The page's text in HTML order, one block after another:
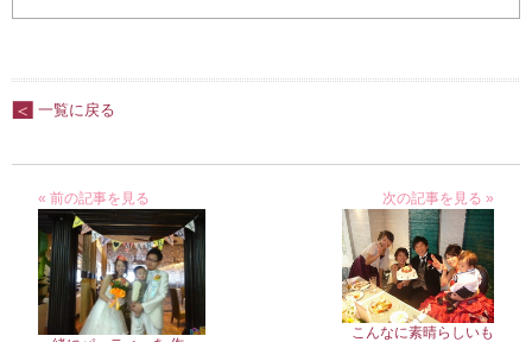
一覧に戻る
« 前の記事を見る 次の記事を見る »
こんなに素晴らしいも